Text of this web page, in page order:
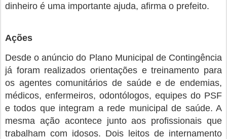
dinheiro é uma importante ajuda, afirma o prefeito.
Ações
Desde o anúncio do Plano Municipal de Contingência
já foram realizados orientações e treinamento para
os agentes comunitários de saúde e de endemias,
médicos, enfermeiros, odontólogos, equipes do PSF
e todos que integram a rede municipal de saúde. A
mesma ação acontece junto aos profissionais que
trabalham com idosos. Dois leitos de internamento